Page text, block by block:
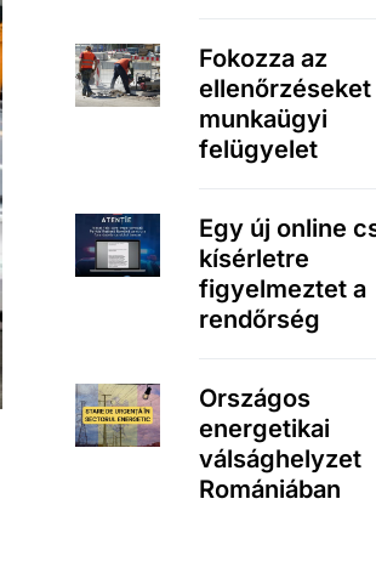
Fokozza az
ellenőrzéseket
munkaügyi
felügyelet
Egy új online
kísérletre
figyelmeztet a
rendőrség
Országos
energetikai
válsághelyzet
Romániában